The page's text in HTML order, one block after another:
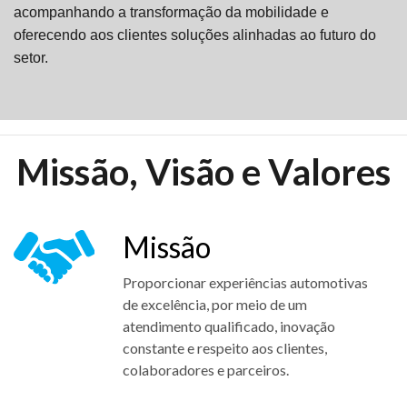
acompanhando a transformação da mobilidade e
oferecendo aos clientes soluções alinhadas ao futuro do
setor.
Missão, Visão e Valores
Missão
Proporcionar experiências automotivas
de excelência, por meio de um
atendimento qualificado, inovação
constante e respeito aos clientes,
colaboradores e parceiros.